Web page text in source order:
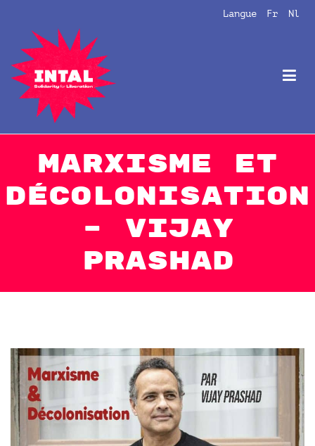
Langue Fr Nl
Intal
Globalize Solidarity!
Marxisme et
décolonisation
– Vijay
Prashad